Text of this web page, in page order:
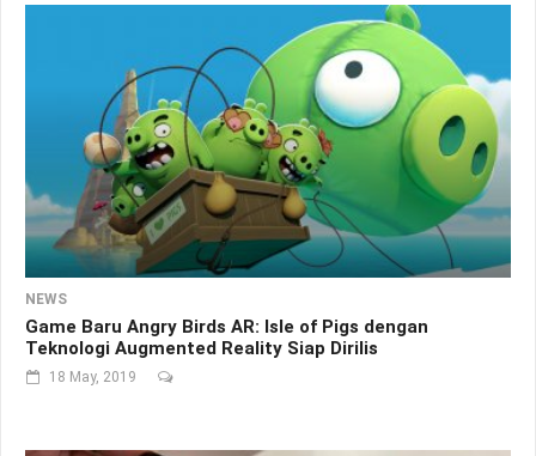
NEWS
Game Baru Angry Birds AR: Isle of Pigs dengan
Teknologi Augmented Reality Siap Dirilis
18 May, 2019